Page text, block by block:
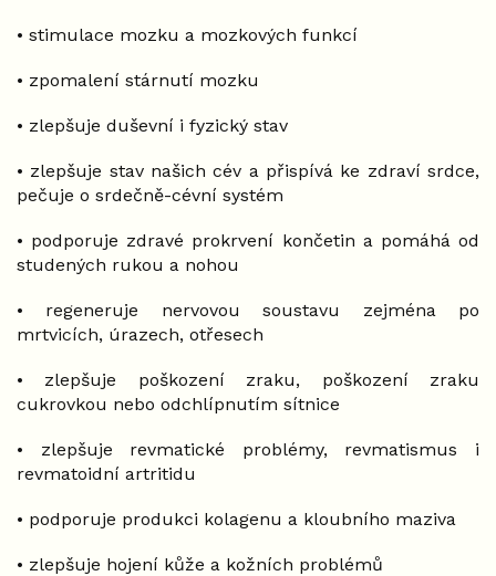
• stimulace mozku a mozkových funkcí
• zpomalení stárnutí mozku
• zlepšuje duševní i fyzický stav
• zlepšuje stav našich cév a přispívá ke zdraví srdce,
pečuje o srdečně-cévní systém
• podporuje zdravé prokrvení končetin a pomáhá od
studených rukou a nohou
• regeneruje nervovou soustavu zejména po
mrtvicích, úrazech, otřesech
• zlepšuje poškození zraku, poškození zraku
cukrovkou nebo odchlípnutím sítnice
• zlepšuje revmatické problémy, revmatismus i
revmatoidní artritidu
• podporuje produkci kolagenu a kloubního maziva
• zlepšuje hojení kůže a kožních problémů